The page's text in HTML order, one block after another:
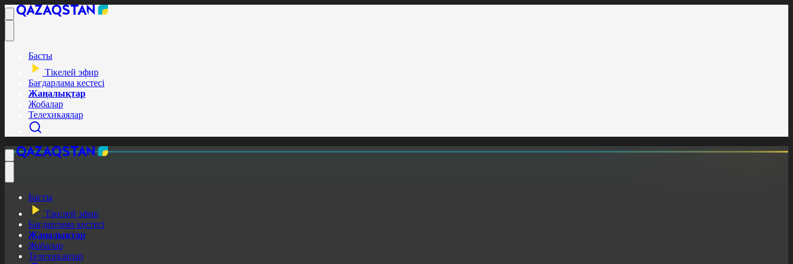
Басты
Тікелей эфир
Бағдарлама кестесі
Жаңалықтар
Жобалар
Телехикаялар
Басты
Тікелей эфир
Бағдарлама кестесі
Жаңалықтар
Жобалар
Телехикаялар